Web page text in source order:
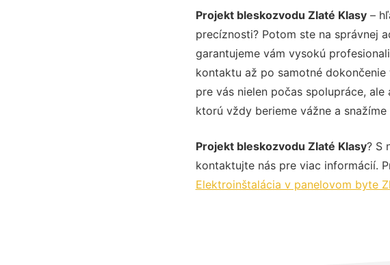
Projekt bleskozvodu Zlaté Klasy–
precíznosti? Potom ste na správnej
garantujeme vám vysokú
kontaktu až po samotné
pre vás nielen počas spolupráce,
ktorú vždy berieme vážne a
Projekt bleskozvodu Zlaté Klasy? S
kontaktujte nás pre viac informácií.
Elektroinštalácia v panelovom byte